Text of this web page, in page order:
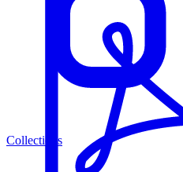
Collections